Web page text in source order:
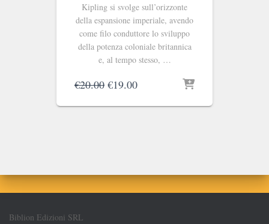
Kipling si svolge sull’orizzonte
della espansione imperiale, avendo
come filo conduttore lo sviluppo
della potenza coloniale britannica
e, al tempo stesso, …
€20.00 Il
originale
€19.00Il
attuale
Biblion Edizioni SRL